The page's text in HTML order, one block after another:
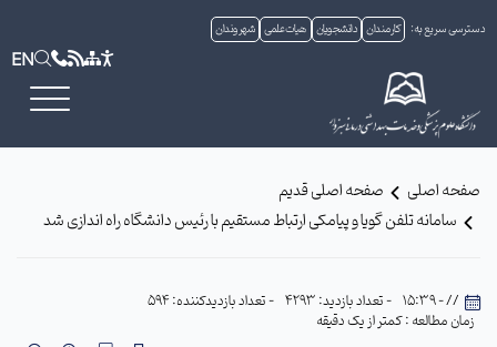
دسترسی سریع به: کارمندان دانشجویان هیات علمی شهروندان
EN
صفحه اصلی
صفحه اصلی قدیم
سامانه تلفن گویا و پیامکی ارتباط مستقیم با رئیس دانشگاه راه اندازی شد
// - 15:39 - تعداد بازدید: 4293
- تعداد بازدیدکننده: 594
زمان مطالعه : کمتر از یک دقیقه